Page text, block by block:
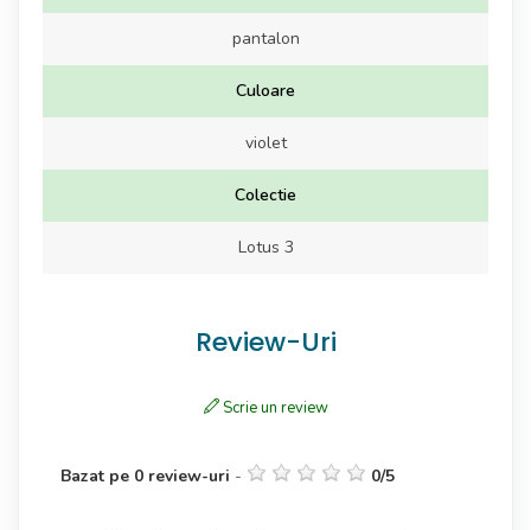
pantalon
Culoare
violet
Colectie
Lotus 3
Review-Uri
Scrie un review
Bazat pe 0 review-uri - 0/5